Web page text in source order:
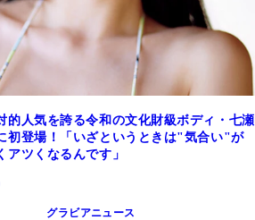
的人気を誇る令和の文化財級ボディ・七瀬
初登場！「いざというときは"気合い"が
アツくなるんです」
グラビアニュース